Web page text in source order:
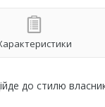
до стилю